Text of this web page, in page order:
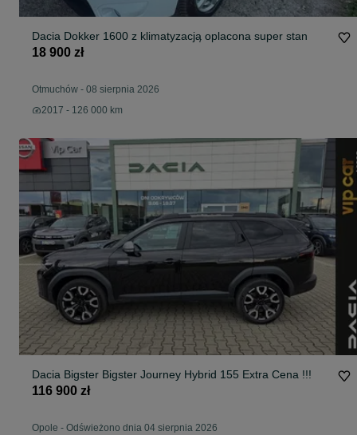
Dacia Dokker 1600 z klimatyzacją oplacona super stan
18 900 zł
Otmuchów - 08 sierpnia 2026
2017 - 126 000 km
Dacia Bigster Bigster Journey Hybrid 155 Extra Cena !!!
116 900 zł
Opole - Odświeżono dnia 04 sierpnia 2026